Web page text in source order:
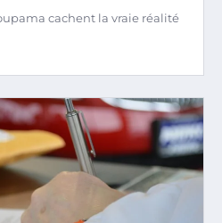
cachent la vraie réalité